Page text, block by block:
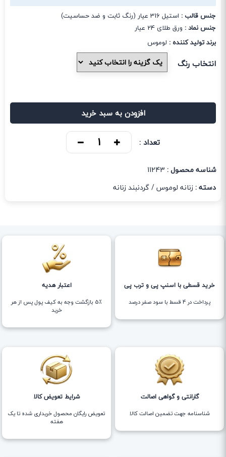
جنس قالب : استیل 316 عیار (رنگ ثابت و ضد حساسیت)
جنس نماد : ورق طلای 24 عیار
برند تولید کننده : لوموس
انتخاب رنگ
افزودن به سبد خرید
تعداد :
شناسه محصول : 11243
دسته :زنانه لوموس/گردنبند زنانه
خرید قسطی با اسنپ پی و ترب پی
پرداخت در 4 قسط با سود صفر درصد
اعتبار هدیه
5٪ بازگشت وجه به کیف پول پس از هر
خرید
گارانتی و گواهی اصالت
شناسنامه جهت تضمین اصالت کالا
شرایط تعویض کالا
تعویض رایگان محصول خریداری شده تا یک
هفته